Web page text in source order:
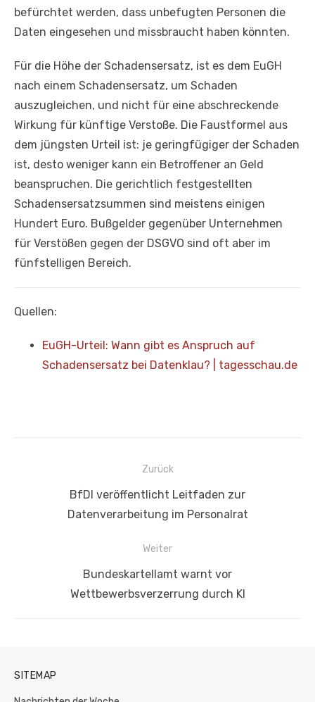
befürchtet werden, dass unbefugten Personen die
Daten eingesehen und missbraucht haben könnten.
Für die Höhe der Schadensersatz, ist es dem EuGH
nach einem Schadensersatz, um Schaden
auszugleichen, und nicht für eine abschreckende
Wirkung für künftige Verstoße. Die Faustformel aus
dem jüngsten Urteil ist: je geringfügiger der Schaden
ist, desto weniger kann ein Betroffener an Geld
beanspruchen. Die gerichtlich festgestellten
Schadensersatzsummen sind meistens einigen
Hundert Euro. Bußgelder gegenüber Unternehmen
für Verstößen gegen der DSGVO sind oft aber im
fünfstelligen Bereich.
Quellen:
EuGH-Urteil: Wann gibt es Anspruch auf
Schadensersatz bei Datenklau? | tagesschau.de
Beitragsnavigation
Zurück
VorherigerBfDI veröffentlicht Leitfaden zur
Datenverarbeitung im Personalrat
Weiter
Bundeskartellamt warnt vor
Wettbewerbsverzerrung durch KI
SITEMAP